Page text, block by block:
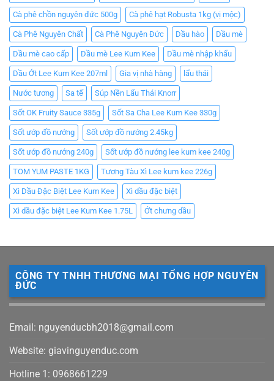
Cà phê chồn nguyên đức 500g Cà phê hạt Robusta 1kg (vị mộc)
Cà Phê Nguyên Chất Cà Phê Nguyên Đức Dầu hào Dầu mè
Dầu mè cao cấp Dầu mè Lee Kum Kee Dầu mè nhập khẩu
Dầu Ớt Lee Kum Kee 207ml Gia vị nhà hàng lẩu thái
Nước tương Sa tế Súp Nền Lẩu Thái Knorr
Sốt OK Fruity Sauce 335g Sốt Sa Cha Lee Kum Kee 330g
Sốt ướp đồ nướng Sốt ướp đồ nướng 2.45kg
Sốt ướp đồ nướng 240g Sốt ướp đồ nướng lee kum kee 240g
TOM YUM PASTE 1KG Tương Tàu Xì Lee kum kee 226g
Xì Dầu Đặc Biệt Lee Kum Kee Xì dầu đặc biệt
Xì dầu đặc biệt Lee Kum Kee 1.75L Ớt chưng dầu
CÔNG TY TNHH THƯƠNG MẠI TỔNG HỢP NGUYÊN
ĐỨC
Email: nguyenducbh2018@gmail.com
Website: giavinguyenduc.com
Hotline 1: 0968661229